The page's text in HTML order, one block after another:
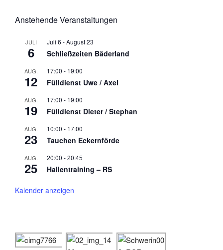
Anstehende Veranstaltungen
JULI
6
Juli 6 -August 23
Schließzeiten Bäderland
AUG.
12
17:00 - 19:00
Fülldienst Uwe / Axel
AUG.
19
17:00 - 19:00
Fülldienst Dieter / Stephan
AUG.
23
10:00 - 17:00
Tauchen Eckernförde
AUG.
25
20:00 -20:45
Hallentraining – RS
Kalender anzeigen